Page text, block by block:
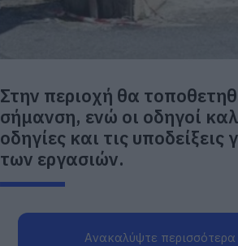
Στην περιοχή θα
σήμανση, ενώ οι οδηγοί
οδηγίες και τις
των εργασιών.
Ανακαλύψτε